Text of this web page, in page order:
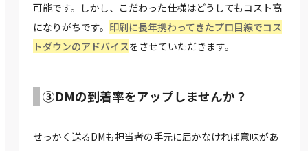
可能です。しかし、こだわった仕様はどうしてもコスト高
になりがちです。 印刷に長年携わってきたプロ目線でコス
トダウンのアドバイスをさせていただきます。
③DMの到着率をアップしませんか？
せっかく送るDMも担当者の手元に届かなければ意味があ